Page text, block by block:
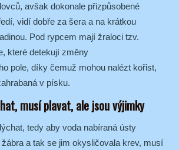
avšak dokonale přizpůsobené
vidí dobře za šera a na krátkou
Pod rypcem mají žraloci tzv.
které detekují změny
pole, díky čemuž mohou nalézt kořist,
v písku.
musí plavat, ale jsou výjimky
tedy aby voda nabíraná ústy
žábra a tak se jim okysličovala krev, musí